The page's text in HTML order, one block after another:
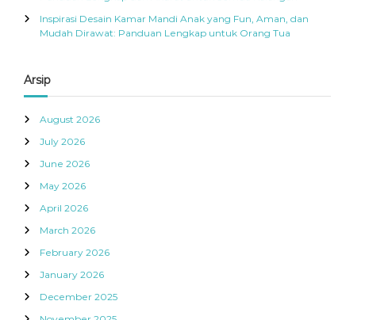
Inspirasi Desain Kamar Mandi Anak yang Fun, Aman, dan
Mudah Dirawat: Panduan Lengkap untuk Orang Tua
Arsip
August 2026
July 2026
June 2026
May 2026
April 2026
March 2026
February 2026
January 2026
December 2025